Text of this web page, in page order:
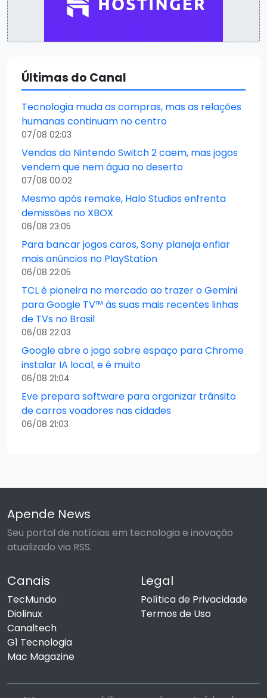
Últimas do Canal
Tecnologia muda as compras, mas as relações
humanas continuam no centro
07/08 02:03
Vendas do Nintendo Switch 2 caem, mas jogos
vendem que nem água no deserto
07/08 00:02
Mesmo após remake, Halo Studios enfrenta
demissões no XBOX
06/08 23:05
Para bancar jogos caros, Sony planeja enfiar
mais anúncios no PlayStation
06/08 22:05
TCL é pioneira no mercado ao trazer o Gemini
para Google TV™ às suas mais recentes linhas
de TVs no Brasil
06/08 22:03
Google abre o jogo sobre espaço para Chrome
instalar IA local, e é muito
06/08 21:04
Eve prepara software para organizar trânsito
de carros voadores nas cidades
06/08 21:03
Apende News
Seu portal de notícias em tecnologia e inovação
atualizado via RSS.
Canais
TecMundo
Diolinux
Canaltech
G1 Tecnologia
Mac Magazine
Legal
Política de Privacidade
Termos de Uso